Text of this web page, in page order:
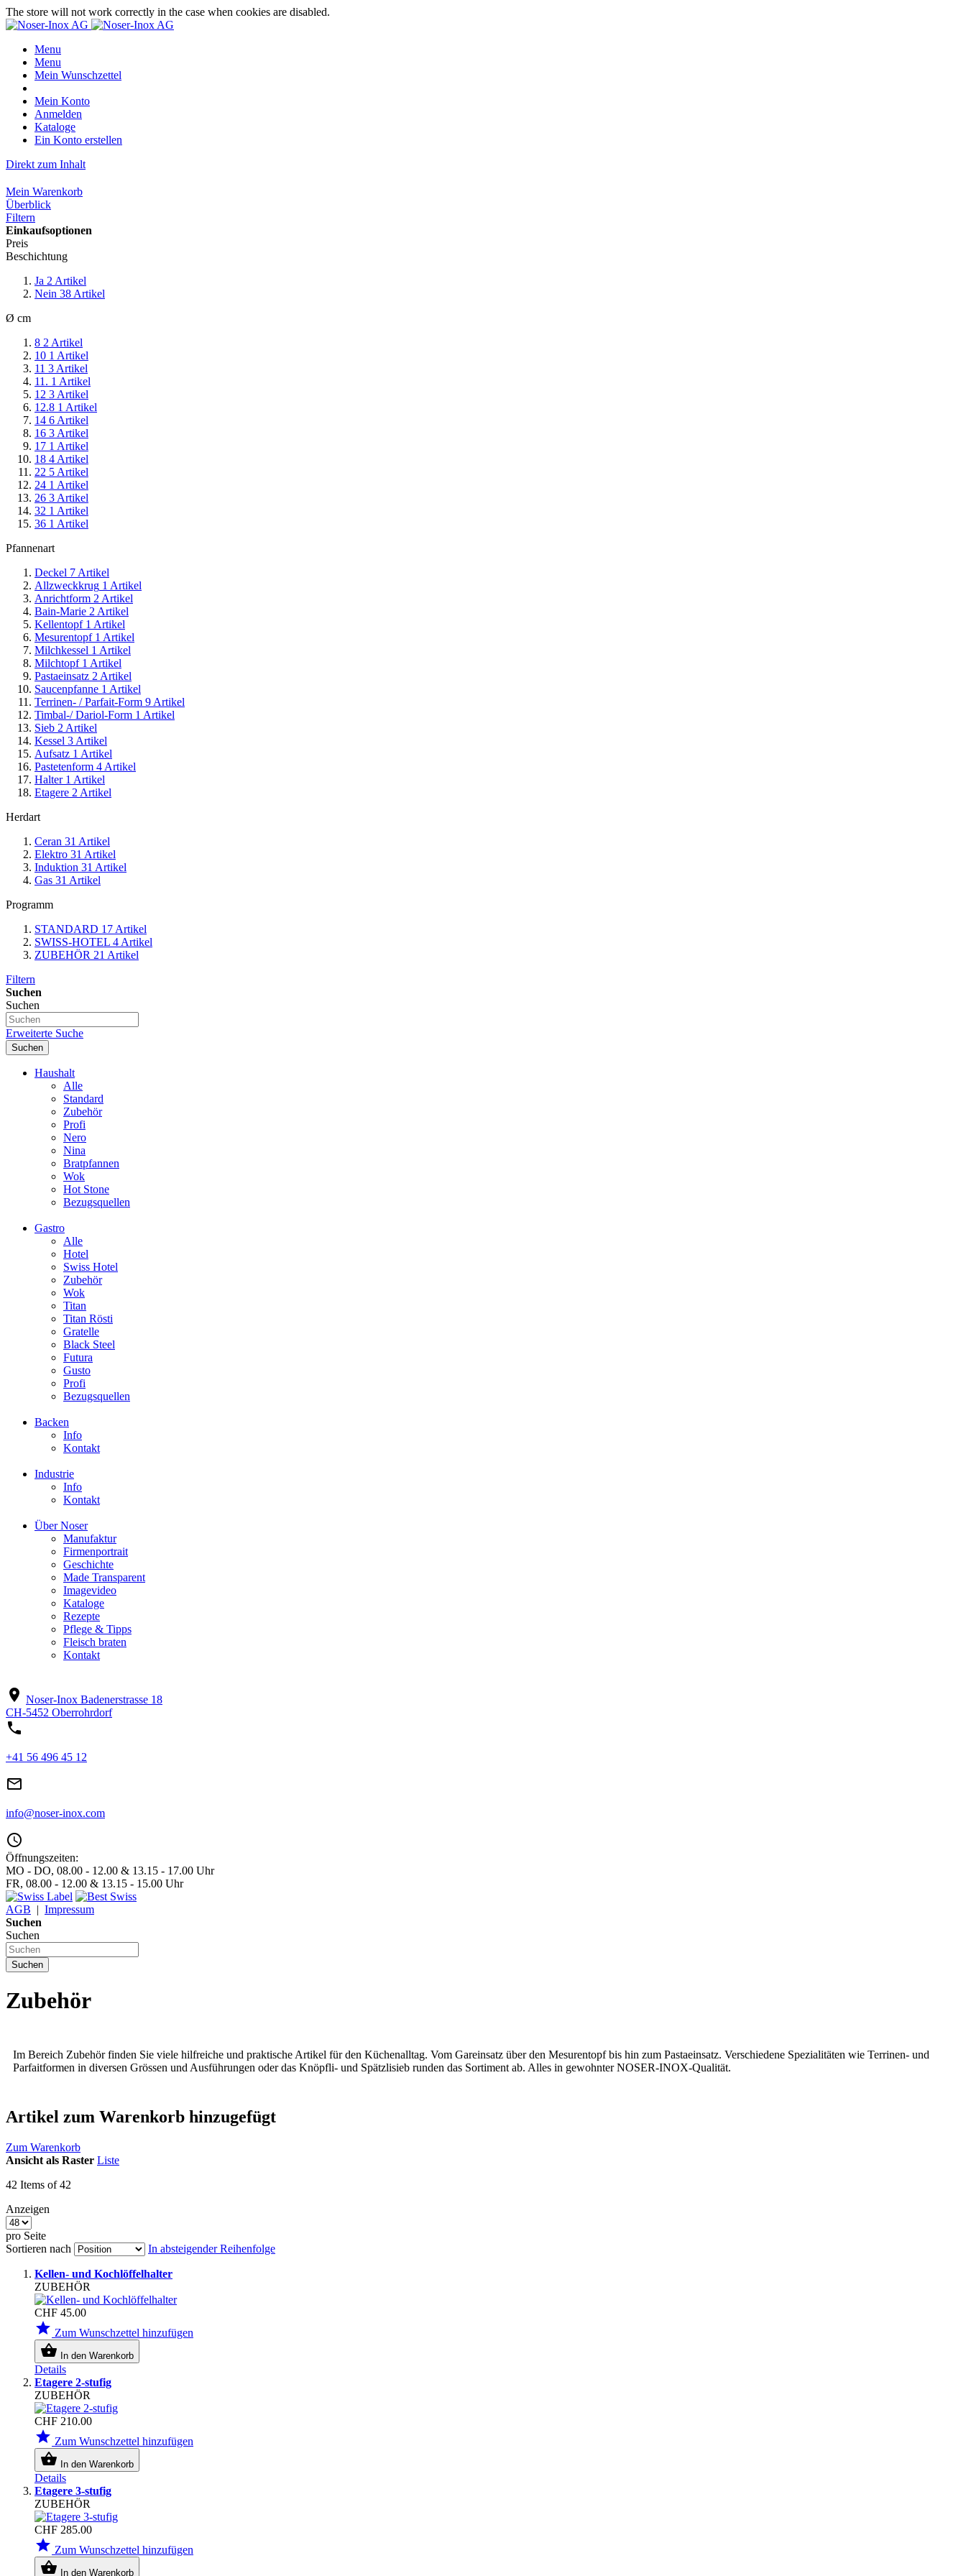
The store will not work correctly in the case when cookies are disabled.
Menu
Menu
Mein Wunschzettel
Mein Konto
Anmelden
Kataloge
Ein Konto erstellen
Direkt zum Inhalt
Mein Warenkorb
Überblick
Filtern
Einkaufsoptionen
Preis
Beschichtung
Ja 2 Artikel
Nein 38 Artikel
Ø cm
8 2 Artikel
10 1 Artikel
11 3 Artikel
11. 1 Artikel
12 3 Artikel
12.8 1 Artikel
14 6 Artikel
16 3 Artikel
17 1 Artikel
18 4 Artikel
22 5 Artikel
24 1 Artikel
26 3 Artikel
32 1 Artikel
36 1 Artikel
Pfannenart
Deckel 7 Artikel
Allzweckkrug 1 Artikel
Anrichtform 2 Artikel
Bain-Marie 2 Artikel
Kellentopf 1 Artikel
Mesurentopf 1 Artikel
Milchkessel 1 Artikel
Milchtopf 1 Artikel
Pastaeinsatz 2 Artikel
Saucenpfanne 1 Artikel
Terrinen- / Parfait-Form 9 Artikel
Timbal-/ Dariol-Form 1 Artikel
Sieb 2 Artikel
Kessel 3 Artikel
Aufsatz 1 Artikel
Pastetenform 4 Artikel
Halter 1 Artikel
Etagere 2 Artikel
Herdart
Ceran 31 Artikel
Elektro 31 Artikel
Induktion 31 Artikel
Gas 31 Artikel
Programm
STANDARD 17 Artikel
SWISS-HOTEL 4 Artikel
ZUBEHÖR 21 Artikel
Filtern
Suchen
Suchen
Erweiterte Suche
Suchen
Haushalt
Alle
Standard
Zubehör
Profi
Nero
Nina
Bratpfannen
Wok
Hot Stone
Bezugsquellen
Gastro
Alle
Hotel
Swiss Hotel
Zubehör
Wok
Titan
Titan Rösti
Gratelle
Black Steel
Futura
Gusto
Profi
Bezugsquellen
Backen
Info
Kontakt
Industrie
Info
Kontakt
Über Noser
Manufaktur
Firmenportrait
Geschichte
Made Transparent
Imagevideo
Kataloge
Rezepte
Pflege & Tipps
Fleisch braten
Kontakt
location_on Noser-Inox Badenerstrasse 18
CH-5452 Oberrohrdorf
phone
+41 56 496 45 12
mail_outline
info@noser-inox.com
access_time
Öffnungszeiten:
MO - DO, 08.00 - 12.00 & 13.15 - 17.00 Uhr
FR, 08.00 - 12.00 & 13.15 - 15.00 Uhr
AGB | Impressum
Suchen
Suchen
Suchen
Zubehör
Im Bereich Zubehör finden Sie viele hilfreiche und praktische Artikel für den Küchenalltag. Vom Gareinsatz über den Mesurentopf bis hin zum Pastaeinsatz. Verschiedene Spezialitäten wie Terrinen- und
Parfaitformen in diversen Grössen und Ausführungen oder das Knöpfli- und Spätzlisieb runden das Sortiment ab. Alles in gewohnter NOSER-INOX-Qualität.
Artikel zum Warenkorb hinzugefügt
Zum Warenkorb
Ansicht als Raster Liste
42 Items of 42
Anzeigen
pro Seite
Sortieren nach
In absteigender Reihenfolge
Kellen- und Kochlöffelhalter
ZUBEHÖR
CHF 45.00
star Zum Wunschzettel hinzufügen
shopping_basket In den Warenkorb
Details
Etagere 2-stufig
ZUBEHÖR
CHF 210.00
star Zum Wunschzettel hinzufügen
shopping_basket In den Warenkorb
Details
Etagere 3-stufig
ZUBEHÖR
CHF 285.00
star Zum Wunschzettel hinzufügen
shopping_basket In den Warenkorb